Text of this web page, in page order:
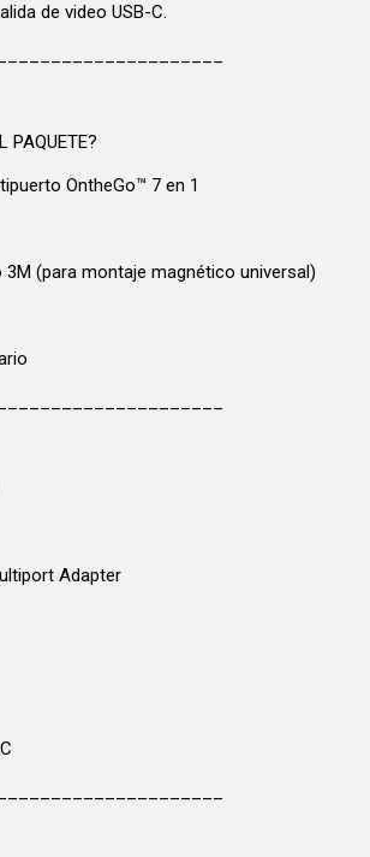
de video USB-C.
PAQUETE?
OntheGo™ 7 en 1
3M (para montaje magnético universal)
Adapter